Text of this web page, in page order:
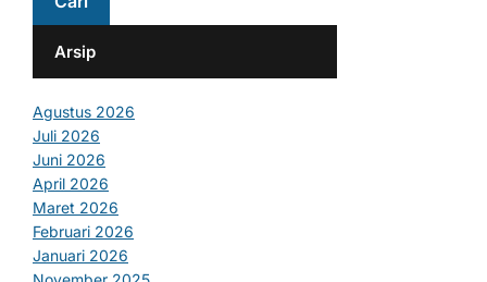
Arsip
Agustus 2026
Juli 2026
Juni 2026
April 2026
Maret 2026
Februari 2026
Januari 2026